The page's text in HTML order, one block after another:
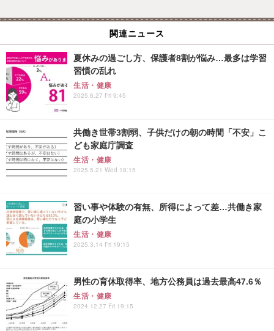
関連ニュース
夏休みの過ごし方、保護者8割が悩み…最多は学習
習慣の乱れ
生活・健康
2025.6.27 Fri 9:45
共働き世帯3割弱、子供だけの朝の時間「不安」こ
ども家庭庁調査
生活・健康
2025.5.21 Wed 18:15
習い事や体験の有無、所得によって差…共働き家
庭の小学生
生活・健康
2025.3.14 Fri 19:15
男性の育休取得率、地方公務員は過去最高47.6％
生活・健康
2024.12.27 Fri 19:15